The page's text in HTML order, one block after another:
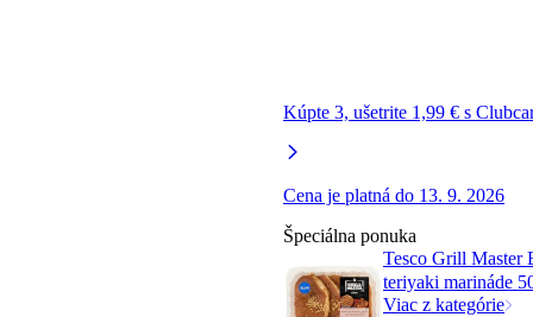
Kúpte 3, ušetrite 1,99 € s
Cena je platná do 13. 9. 2026
Špeciálna ponuka
Tesco Grill Master
teriyaki marináde
Viac z kategórie